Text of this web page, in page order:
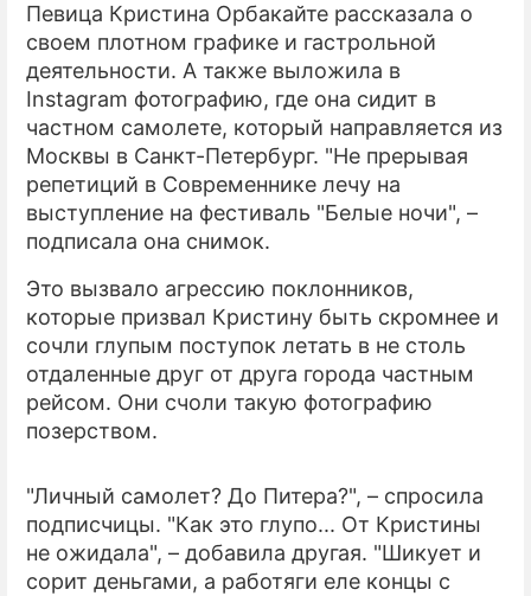
СОННИК
СТИЛЬ ЖИЗНИ
СЕРИАЛЫ
ИГРЫ
ПРЕСС-РЕЛИЗЫ
Певица Кристина Орбакайте рассказала о
своем плотном графике и гастрольной
деятельности. А также выложила в
Instagram фотографию, где она сидит в
частном самолете, который направляется из
Москвы в Санкт-Петербург. "Не прерывая
репетиций в Современнике лечу на
выступление на фестиваль "Белые ночи", –
подписала она снимок.
Это вызвало агрессию поклонников,
которые призвал Кристину быть скромнее и
сочли глупым поступок летать в не столь
отдаленные друг от друга города частным
рейсом. Они счоли такую фотографию
позерством.
"Личный самолет? До Питера?", – спросила
подписчицы. "Как это глупо... От Кристины
не ожидала", – добавила другая. "Шикует и
сорит деньгами, а работяги еле концы с